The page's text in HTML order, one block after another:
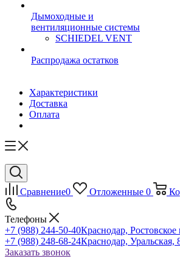
Дымоходные и
вентиляционные системы
SCHIEDEL VENT
Распродажа остатков
Характеристики
Доставка
Оплата
Сравнение0 Отложенные 0
Телефоны
+7 (988) 244-50-40Краснодар, Ростовское
+7 (988) 248-68-24Краснодар, Уральская,
Заказать звонок